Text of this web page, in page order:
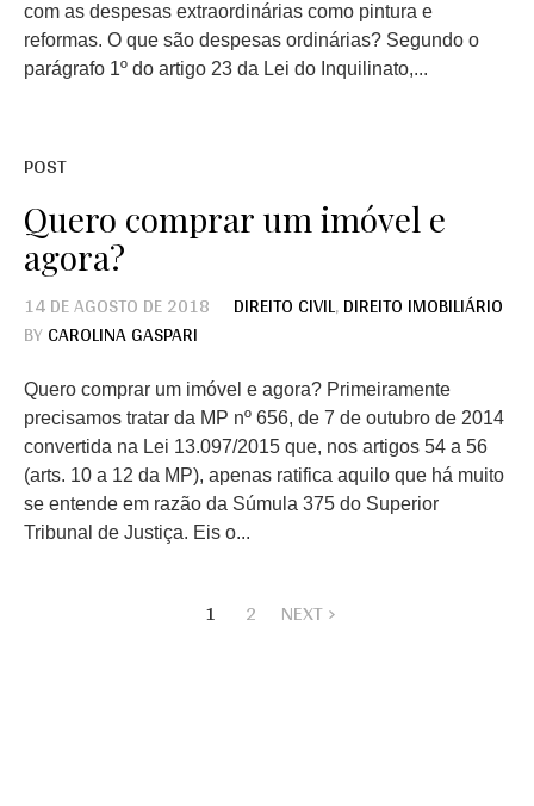
com as despesas extraordinárias como pintura e
reformas. O que são despesas ordinárias? Segundo o
parágrafo 1º do artigo 23 da Lei do Inquilinato,...
POST
Quero comprar um imóvel e
agora?
14 DE AGOSTO DE 2018 DIREITO CIVIL,DIREITO IMOBILIÁRIO
BYCAROLINA GASPARI
Quero comprar um imóvel e agora? Primeiramente
precisamos tratar da MP nº 656, de 7 de outubro de 2014
convertida na Lei 13.097/2015 que, nos artigos 54 a 56
(arts. 10 a 12 da MP), apenas ratifica aquilo que há muito
se entende em razão da Súmula 375 do Superior
Tribunal de Justiça. Eis o...
1 2 NEXT